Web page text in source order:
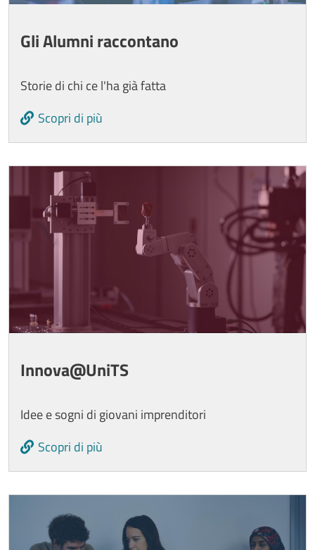
Gli Alumni raccontano
Storie di chi ce l'ha già fatta
Scopri di più
Innova@UniTS
Idee e sogni di giovani imprenditori
Scopri di più